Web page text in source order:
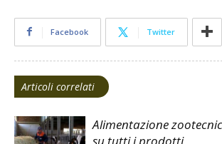
Facebook Twitter
Articoli correlati
Alimentazione
su tutti i prodotti